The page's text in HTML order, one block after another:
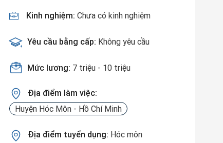
Kinh nghiệm: Chưa có kinh nghiệm
Yêu cầu bằng cấp: Không yêu cầu
Mức lương: 7 triệu - 10 triệu
Địa điểm làm việc:
Huyện Hóc Môn - Hồ Chí Minh
Địa điểm tuyển dụng: Hóc môn